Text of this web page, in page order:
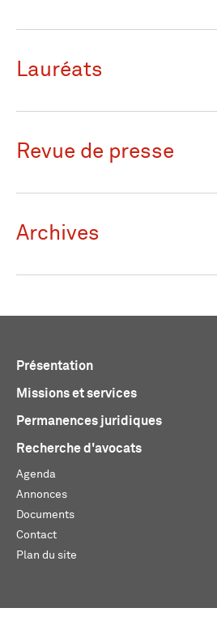
Lauréats
Revue de presse
Archives
Présentation
Missions et services
Permanences juridiques
Recherche d'avocats
Agenda
Annonces
Documents
Contact
Plan du site